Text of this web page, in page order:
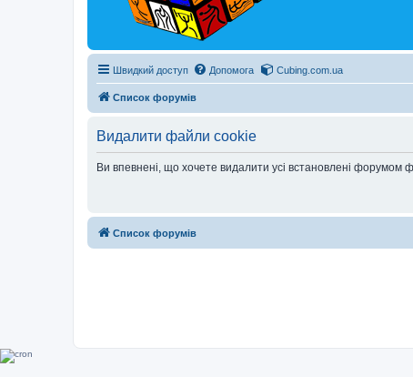
Швидкий доступ Допомога Cubing.com.ua
Список форумів
Видалити файли cookie
Ви впевнені, що хочете видалити усі встановлені форумом
Список форумів